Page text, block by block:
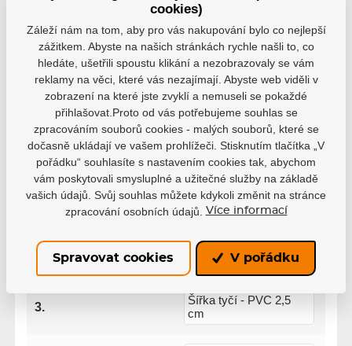
Výrobce Winnwell
Varianta
Nedoporučujeme střílet
pukem
Velikost 32" (81x53x30cm)
Velikost - 81 x 53 x 30
cm
Síť - Polyesterová
3.
Šířka tyčí - PVC 2,5
cm
cookies)
Záleží nám na tom, aby pro vás nakupování bylo co nejlepší
zážitkem. Abyste na našich stránkách rychle našli to, co
hledáte, ušetřili spoustu klikání a nezobrazovaly se vám
reklamy na věci, které vás nezajímají. Abyste web viděli v
zobrazení na které jste zvyklí a nemuseli se pokaždé
přihlašovat.Proto od vás potřebujeme souhlas se
zpracováním souborů cookies - malých souborů, které se
dočasně ukládají ve vašem prohlížeči. Stisknutím tlačítka „V
pořádku“ souhlasíte s nastavením cookies tak, abychom
vám poskytovali smysluplné a užitečné služby na základě
vašich údajů. Svůj souhlas můžete kdykoli změnit na stránce
zpracování osobních údajů.
Více informací
Spravovat cookies V pořádku